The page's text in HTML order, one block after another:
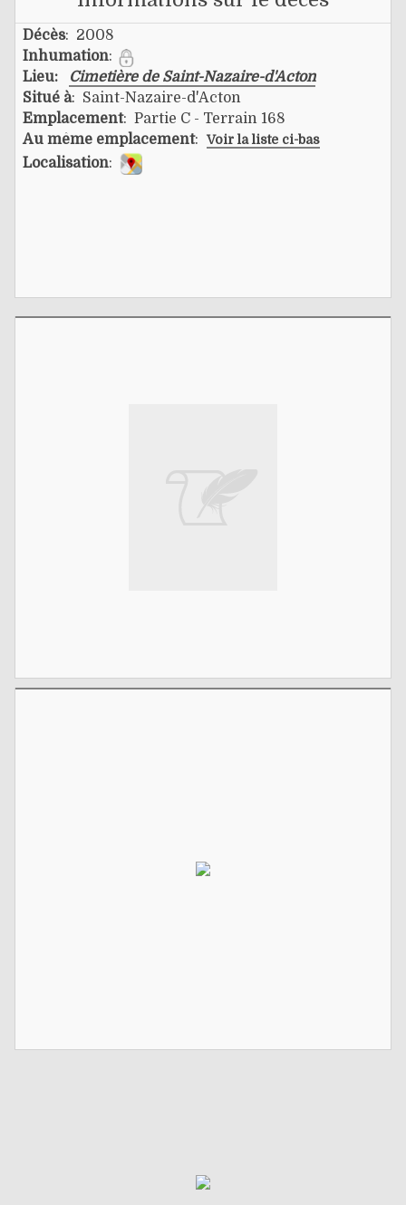
Décès: 2008
Inhumation:
Lieu:
Cimetière de Saint-Nazaire-d'Acton
Situé à: Saint-Nazaire-d'Acton
Emplacement: Partie C - Terrain 168
Au même emplacement: Voir la liste ci-bas
Localisation: